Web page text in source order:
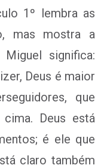
1º lembra as
mas mostra a
significa:
Deus é maior
que
Deus está
é ele que
claro também